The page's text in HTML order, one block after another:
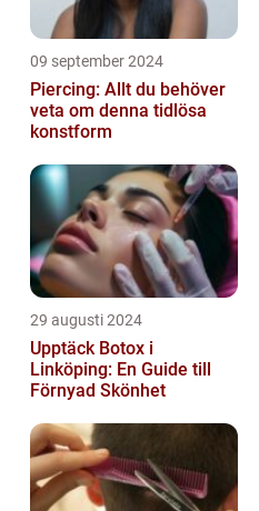
09 september 2024
Piercing: Allt du behöver
veta om denna tidlösa
konstform
29 augusti 2024
Upptäck Botox i
Linköping: En Guide till
Förnyad Skönhet